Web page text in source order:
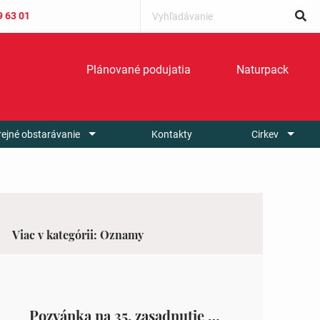
63 01
Plánované podujatia Naturpack
obstarávanie Kontakty Cirkev
Viac v kategórii: Oznamy
Pozvánka na 35. zasadnutie OZ v Zámutove